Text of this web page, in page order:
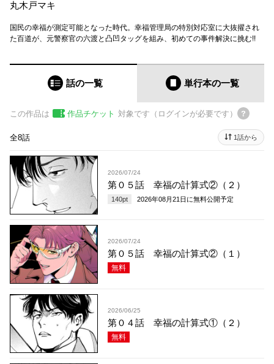
丸木戸マキ
国民の幸福が測定可能となった時代。幸福管理局の特別対応室に大抜擢され
た百道が、元警察官の六渡と凸凹タッグを組み、初めての事件解決に挑む!!
話の一覧 単行本の一覧
この作品は 作品チケット 対象です（ログインが必要です）
全8話 1話から
2026/07/24
第０５話 幸福の計算式②（２）
140pt 2026年08月21日 に無料公開予定
2026/07/24
第０５話 幸福の計算式②（１）
無料
2026/06/25
第０４話 幸福の計算式①（２）
無料